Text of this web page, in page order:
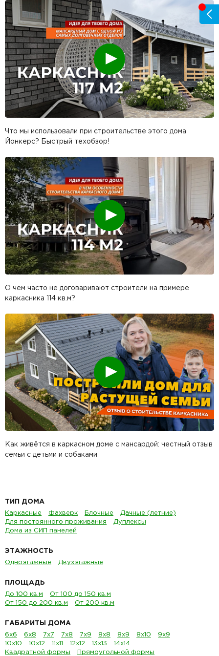
Смотреть
Что мы использовали при строительстве этого дома
Йонкерс? Быстрый техобзор!
Смотреть
О чем часто не договаривают строители на примере
каркасника 114 кв.м?
Смотреть
Как живётся в каркасном доме с мансардой: честный отзыв
семьи с детьми и собаками
ТИП ДОМА
Каркасные Фахверк Блочные
Дачные (летние)
Для постоянного проживания
Дуплексы
Дома из СИП панелей
ЭТАЖНОСТЬ
Одноэтажные Двухэтажные
ПЛОЩАДЬ
До 100 кв.м
От 100 до 150 кв.м
От 150 до 200 кв.м
От 200 кв.м
ГАБАРИТЫ ДОМА
6х6 6х8 7х7 7х8 7х9 8х8 8х9 8х10
9х9
10х10
10х12 11х11 12х12 13х13
14х14
Квадратной формы
Прямоугольной формы